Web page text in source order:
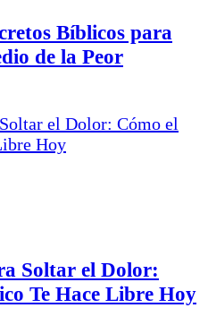
Bíblicos para
de la Peor
Soltar el Dolor:
Te Hace Libre Hoy